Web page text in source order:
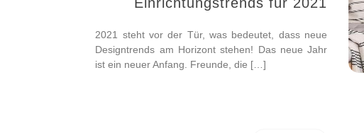
2021 steht vor der Tür, was bedeutet, dass neue
Designtrends am Horizont stehen! Das neue Jahr
ist ein neuer Anfang. Freunde, die […]